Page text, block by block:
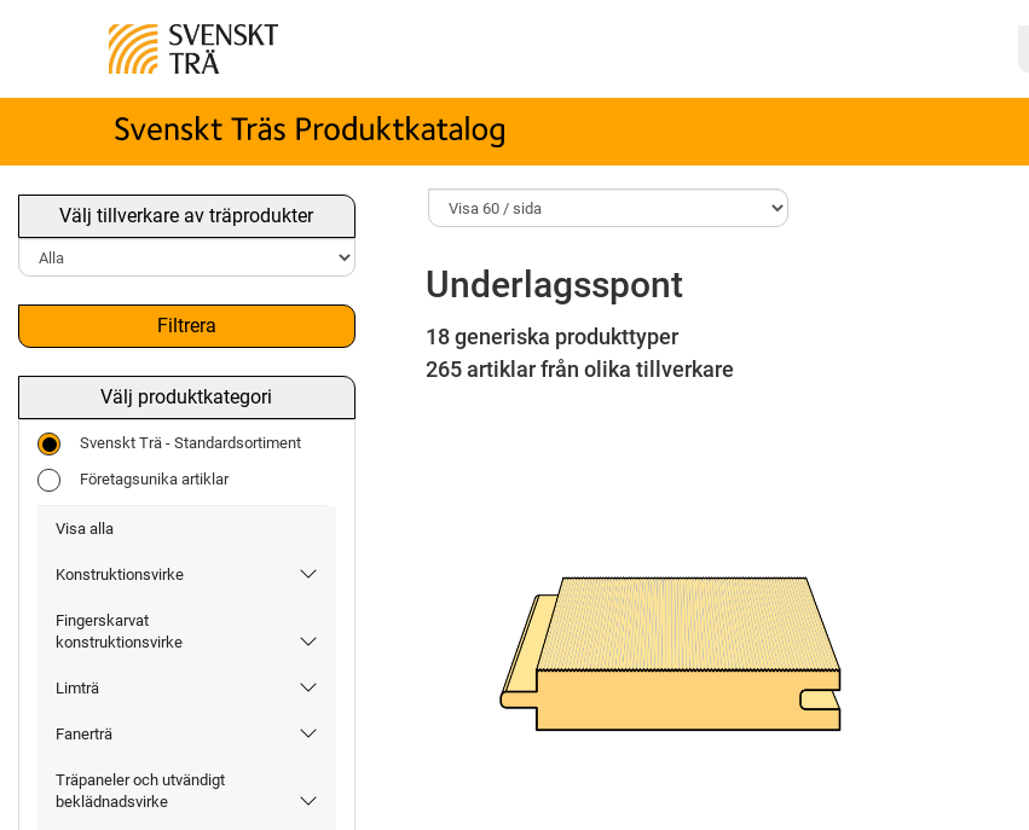
Välj tillverkare av träprodukter
Filtrera
Välj produktkategori
Svenskt Trä - Standardsortiment
Företagsunika artiklar
Visa alla
Konstruktionsvirke
Fingerskarvat
konstruktionsvirke
Limträ
Fanerträ
Träpaneler och utvändigt
beklädnadsvirke
Underlagsspont
18 generiska produkttyper
265 artiklar från olika tillverkare